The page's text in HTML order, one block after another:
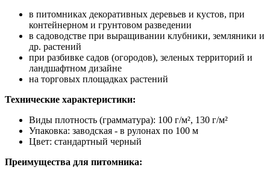
в питомниках декоративных деревьев и кустов, при
контейнерном и грунтовом разведении
в садоводстве при выращивании клубники, земляники и
др. растений
при разбивке садов (огородов), зеленых территорий и
ландшафтном дизайне
на торговых площадках растений
Технические характеристики:
Виды плотность (грамматура): 100 г/м², 130 г/м²
Упаковка: заводская - в рулонах по 100 м
Цвет: стандартный черный
Преимущества для питомника: